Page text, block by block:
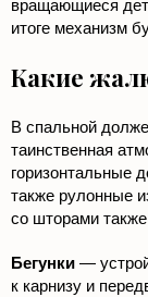
вращающиеся
итоге механизм
Какие
В спальной
таинственная
горизонтальные
также рулонные
со шторами
Бегунки —
к карнизу и